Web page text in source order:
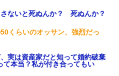
ないと死ぬんか？ 死ぬんか？
くらいのオッサン、強烈だっ
実は資産家だと知って婚約破棄
て本当？私が付き合ってもい